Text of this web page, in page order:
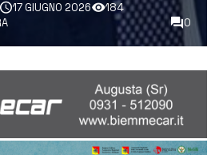
17 GIUGNO 2026
184
0